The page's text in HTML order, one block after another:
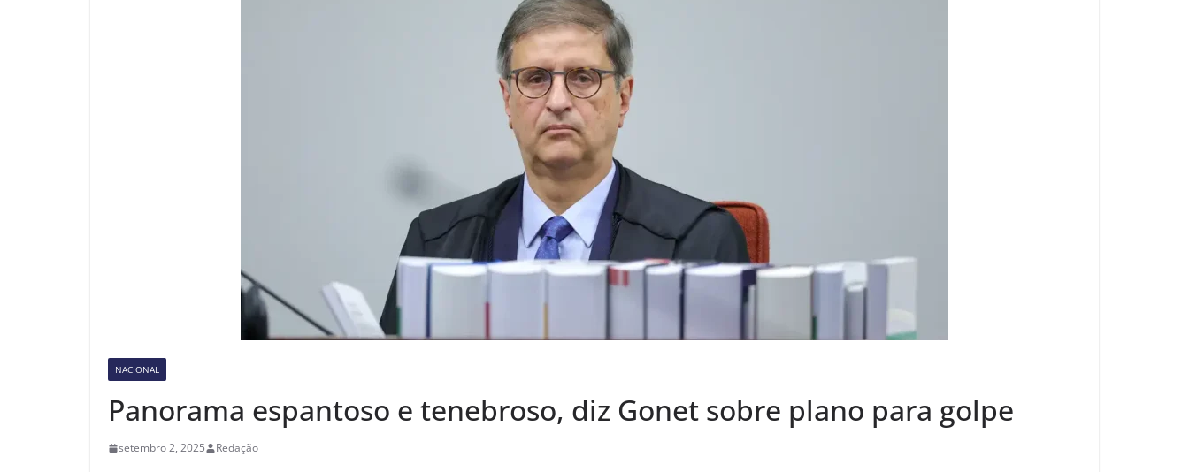
NACIONAL
Panorama espantoso e tenebroso, diz Gonet sobre plano para golpe
setembro 2, 2025 Redação